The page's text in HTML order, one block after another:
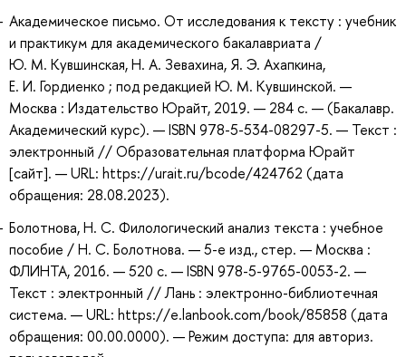
Академическое письмо. От исследования к тексту : учебник
и практикум для академического бакалавриата /
Ю. М. Кувшинская, Н. А. Зевахина, Я. Э. Ахапкина,
Е. И. Гордиенко ; под редакцией Ю. М. Кувшинской. —
Москва : Издательство Юрайт, 2019. — 284 с. — (Бакалавр.
Академический курс). — ISBN 978-5-534-08297-5. — Текст :
электронный // Образовательная платформа Юрайт
[сайт]. — URL: https://urait.ru/bcode/424762 (дата
обращения: 28.08.2023).
Болотнова, Н. С. Филологический анализ текста : учебное
пособие / Н. С. Болотнова. — 5-е изд., стер. — Москва :
ФЛИНТА, 2016. — 520 с. — ISBN 978-5-9765-0053-2. —
Текст : электронный // Лань : электронно-библиотечная
система. — URL: https://e.lanbook.com/book/85858 (дата
обращения: 00.00.0000). — Режим доступа: для авториз.